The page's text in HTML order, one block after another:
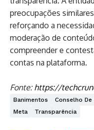
preocupações
reforçando a
moderação de
compreender e
contas na plataforma.
Fonte: https://
Banimentos Conselho De
Meta
Transparência